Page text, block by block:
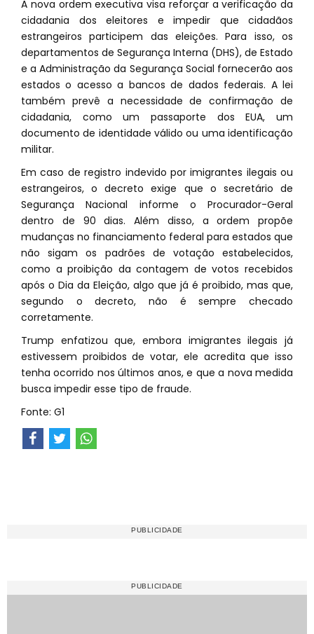
A nova ordem executiva visa reforçar a verificação da
cidadania dos eleitores e impedir que cidadãos
estrangeiros participem das eleições. Para isso, os
departamentos de Segurança Interna (DHS), de Estado
e a Administração da Segurança Social fornecerão aos
estados o acesso a bancos de dados federais. A lei
também prevê a necessidade de confirmação de
cidadania, como um passaporte dos EUA, um
documento de identidade válido ou uma identificação
militar.
Em caso de registro indevido por imigrantes ilegais ou
estrangeiros, o decreto exige que o secretário de
Segurança Nacional informe o Procurador-Geral
dentro de 90 dias. Além disso, a ordem propõe
mudanças no financiamento federal para estados que
não sigam os padrões de votação estabelecidos,
como a proibição da contagem de votos recebidos
após o Dia da Eleição, algo que já é proibido, mas que,
segundo o decreto, não é sempre checado
corretamente.
Trump enfatizou que, embora imigrantes ilegais já
estivessem proibidos de votar, ele acredita que isso
tenha ocorrido nos últimos anos, e que a nova medida
busca impedir esse tipo de fraude.
Fonte: G1